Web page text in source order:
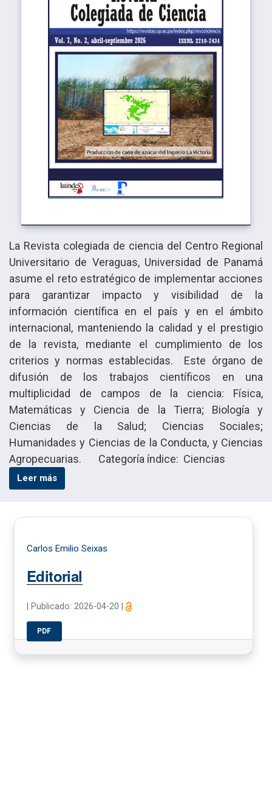
La Revista colegiada de ciencia del Centro Regional
Universitario de Veraguas, Universidad de Panamá
asume el reto estratégico de implementar acciones
para garantizar impacto y visibilidad de la
información científica en el país y en el ámbito
internacional, manteniendo la calidad y el prestigio
de la revista, mediante el cumplimiento de los
criterios y normas establecidas. Este órgano de
difusión de los trabajos científicos en una
multiplicidad de campos de la ciencia: Física,
Matemáticas y Ciencia de la Tierra; Biología y
Ciencias de la Salud; Ciencias Sociales;
Humanidades y Ciencias de la Conducta, y Ciencias
Agropecuarias. Categoría índice: Ciencias
Leer más
Carlos Emilio Seixas
Editorial
Publicado: 2026-04-20
PDF